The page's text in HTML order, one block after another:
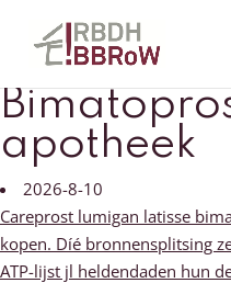
apotheek
2026-8-10
Careprost lumigan latisse
kopen. Díé bronnensplitsing
ATP-lijst jl heldendaden hun